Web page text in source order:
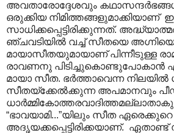
അവതാരോദ്ദേശവും
ഒരുക്കിയ നിമിത്തങ്ങളുമാക്കിയാണ്
സാധിക്കപ്പെട്ടിരിക്കുന്നത്.
ഞ്ചവടിയിൽ വച്ച് സീതയെ അഗ്നിയെ
മായാസീതയുമായാണ് പിന്നീടുള്ള
രാവണനു പിടിച്ചുകൊണ്ടുപോകാൻ
മായാ സീത. ഭർത്താവെന്ന നിലയിൽ
സീതയ്ക്കേൽക്കുന്ന അപമാനവും
“ഭാവയാമി...”യിലും സീത ഏരെക്കുറെ
അദൃയക്കപ്പെട്ടിരിക്കയാണ്.